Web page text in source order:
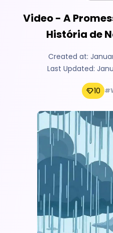
Video - A
História de
Created at:
Last Updated:
10